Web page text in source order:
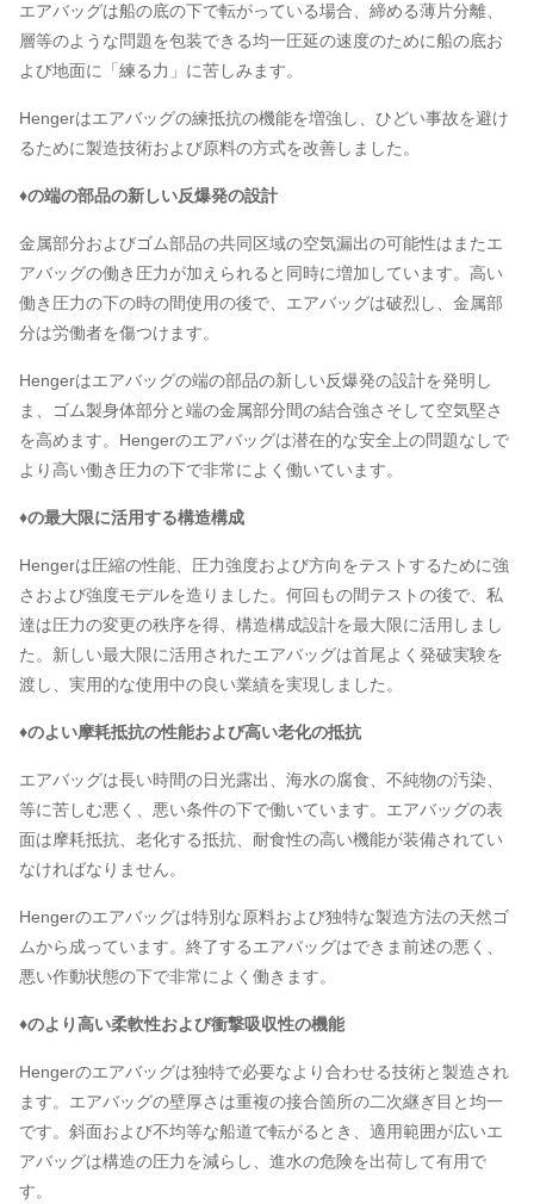
エアバッグは船の底の下で転がっている場合、締める薄片分離、
層等のような問題を包装できる均一圧延の速度のために船の底お
よび地面に「練る力」に苦しみます。
Hengerはエアバッグの練抵抗の機能を増強し、ひどい事故を避け
るために製造技術および原料の方式を改善しました。
♦の端の部品の新しい反爆発の設計
金属部分およびゴム部品の共同区域の空気漏出の可能性はまたエ
アバッグの働き圧力が加えられると同時に増加しています。高い
働き圧力の下の時の間使用の後で、エアバッグは破烈し、金属部
分は労働者を傷つけます。
Hengerはエアバッグの端の部品の新しい反爆発の設計を発明し
ま、ゴム製身体部分と端の金属部分間の結合強さそして空気堅さ
を高めます。Hengerのエアバッグは潜在的な安全上の問題なしで
より高い働き圧力の下で非常によく働いています。
♦の最大限に活用する構造構成
Hengerは圧縮の性能、圧力強度および方向をテストするために強
さおよび強度モデルを造りました。何回もの間テストの後で、私
達は圧力の変更の秩序を得、構造構成設計を最大限に活用しまし
た。新しい最大限に活用されたエアバッグは首尾よく発破実験を
渡し、実用的な使用中の良い業績を実現しました。
♦のよい摩耗抵抗の性能および高い老化の抵抗
エアバッグは長い時間の日光露出、海水の腐食、不純物の汚染、
等に苦しむ悪く、悪い条件の下で働いています。エアバッグの表
面は摩耗抵抗、老化する抵抗、耐食性の高い機能が装備されてい
なければなりません。
Hengerのエアバッグは特別な原料および独特な製造方法の天然ゴ
ムから成っています。終了するエアバッグはできま前述の悪く、
悪い作動状態の下で非常によく働きます。
♦のより高い柔軟性および衝撃吸収性の機能
Hengerのエアバッグは独特で必要なより合わせる技術と製造され
ます。エアバッグの壁厚さは重複の接合箇所の二次継ぎ目と均一
です。斜面および不均等な船道で転がるとき、適用範囲が広いエ
アバッグは構造の圧力を減らし、進水の危険を出荷して有用で
す。